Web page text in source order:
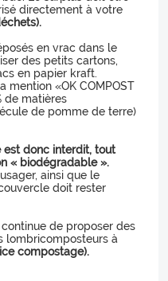
directement à votre
en vrac dans le
des petits cartons,
en papier kraft.
mention «OK COMPOST
de matières
de pomme de terre)
est donc interdit, tout
« biodégradable ».
ainsi que le
doit rester
de proposer des
lombricomposteurs à
compostage).